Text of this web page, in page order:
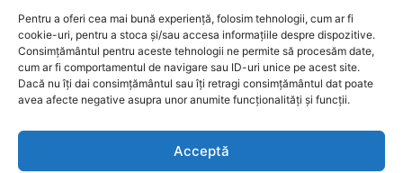
Pentru a oferi cea mai bună experiență, folosim tehnologii, cum ar fi
cookie-uri, pentru a stoca și/sau accesa informațiile despre dispozitive.
Consimțământul pentru aceste tehnologii ne permite să procesăm date,
cum ar fi comportamentul de navigare sau ID-uri unice pe acest site.
Dacă nu îți dai consimțământul sau îți retragi consimțământul dat poate
avea afecte negative asupra unor anumite funcționalități și funcții.
Acceptă
bijuteriilor.com-talismane-amulete.com-
ezo-shop.com-universultarotului.com-
universul-aromelor.ro- www.fengshui-
market.ro-www.astrotarot.ro -
www.astromagie.com